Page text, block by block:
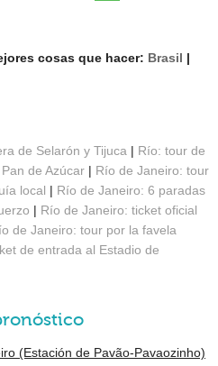
cosas que hacer: Brasil |
de Selarón y Tijuca | Río: tour de
de Azúcar | Río de Janeiro: tour
local | Río de Janeiro: 6 paradas
| Río de Janeiro: ticket oficial
de Janeiro: tour por la favela
de entrada al Estadio de
(Estación de Pavão-Pavaozinho)